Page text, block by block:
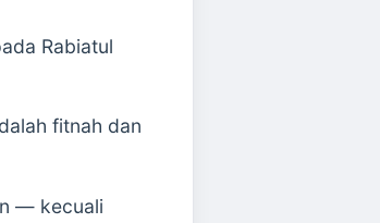
Rabiatul
fitnah dan
— kecuali